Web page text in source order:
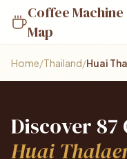
Coffee Machine
Map
Home/Thailand/Huai
Discover 87
Huai